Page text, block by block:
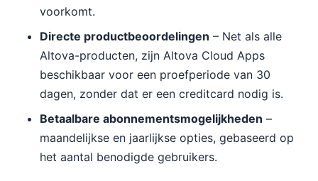
voorkomt.
Directe productbeoordelingen – Net als alle
Altova-producten, zijn Altova Cloud Apps
beschikbaar voor een proefperiode van 30
dagen, zonder dat er een creditcard nodig is.
Betaalbare abonnementsmogelijkheden –
maandelijkse en jaarlijkse opties, gebaseerd op
het aantal benodigde gebruikers.